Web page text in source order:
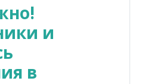
и
в